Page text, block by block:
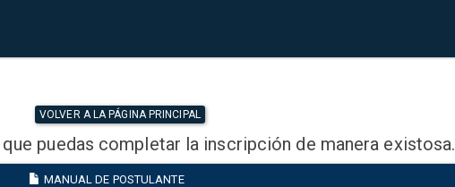
VOLVER A LA PÁGINA PRINCIPAL
puedas completar la inscripción de manera existosa.
MANUAL DE POSTULANTE